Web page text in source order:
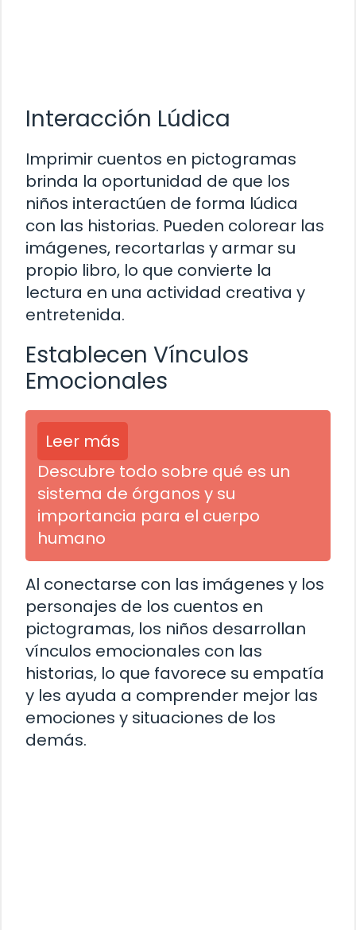
Interacción Lúdica
Imprimir cuentos en pictogramas
brinda la oportunidad de que los
niños interactúen de forma lúdica
con las historias. Pueden colorear las
imágenes, recortarlas y armar su
propio libro, lo que convierte la
lectura en una actividad creativa y
entretenida.
Establecen Vínculos
Emocionales
Leer más
Descubre todo sobre qué es un
sistema de órganos y su
importancia para el cuerpo
humano
Al conectarse con las imágenes y los
personajes de los cuentos en
pictogramas, los niños desarrollan
vínculos emocionales con las
historias, lo que favorece su empatía
y les ayuda a comprender mejor las
emociones y situaciones de los
demás.